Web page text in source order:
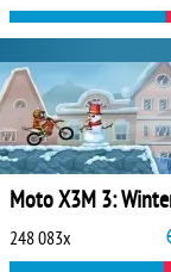
Moto X3M 3:
248 083x